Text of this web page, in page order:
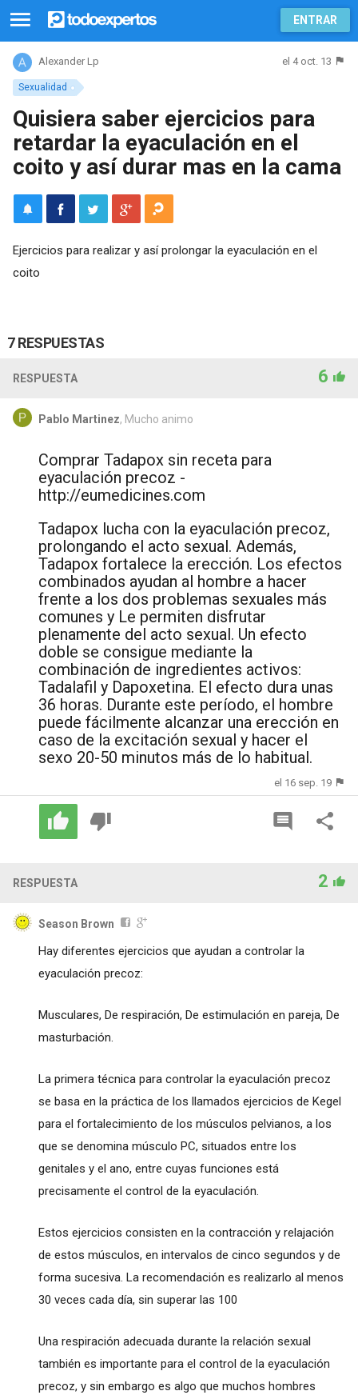
ENTRAR
Sexualidad
Alexander Lp el 4 oct. 13
Quisiera saber ejercicios para
retardar la eyaculación en el
coito y así durar mas en la cama
Ejercicios para realizar y así prolongar la eyaculación en el
coito
7 RESPUESTAS
RESPUESTA 6
Pablo Martinez, Mucho animo
Comprar Tadapox sin receta para
eyaculación precoz -
http://eumedicines.com
Tadapox lucha con la eyaculación precoz,
prolongando el acto sexual. Además,
Tadapox fortalece la erección. Los efectos
combinados ayudan al hombre a hacer
frente a los dos problemas sexuales más
comunes y Le permiten disfrutar
plenamente del acto sexual. Un efecto
doble se consigue mediante la
combinación de ingredientes activos:
Tadalafil y Dapoxetina. El efecto dura unas
36 horas. Durante este período, el hombre
puede fácilmente alcanzar una erección en
caso de la excitación sexual y hacer el
sexo 20-50 minutos más de lo habitual.
el 16 sep. 19
RESPUESTA 2
Season Brown
Hay diferentes ejercicios que ayudan a controlar la
eyaculación precoz:
Musculares, De respiración, De estimulación en pareja, De
masturbación.
La primera técnica para controlar la eyaculación precoz
se basa en la práctica de los llamados ejercicios de Kegel
para el fortalecimiento de los músculos pelvianos, a los
que se denomina músculo PC, situados entre los
genitales y el ano, entre cuyas funciones está
precisamente el control de la eyaculación.
Estos ejercicios consisten en la contracción y relajación
de estos músculos, en intervalos de cinco segundos y de
forma sucesiva. La recomendación es realizarlo al menos
30 veces cada día, sin superar las 100
Una respiración adecuada durante la relación sexual
también es importante para el control de la eyaculación
precoz, y sin embargo es algo que muchos hombres